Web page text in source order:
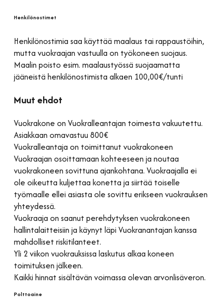
Henkilönostimet
Henkilönostimia saa käyttää maalaus tai rappaustöihin,
mutta vuokraajan vastuulla on työkoneen suojaus.
Maalin poisto esim. maalaustyössä suojaamatta
jääneistä henkilönostimista alkaen 100,00€/tunti
Muut ehdot
Vuokrakone on Vuokralleantajan toimesta vakuutettu.
Asiakkaan omavastuu 800€
Vuokralleantaja on toimittanut vuokrakoneen
Vuokraajan osoittamaan kohteeseen ja noutaa
vuokrakoneen sovittuna ajankohtana. Vuokraajalla ei
ole oikeutta kuljettaa konetta ja siirtää toiselle
työmaalle ellei asiasta ole sovittu erikseen vuokrauksen
yhteydessä.
Vuokraaja on saanut perehdytyksen vuokrakoneen
hallintalaitteisiin ja käynyt läpi Vuokranantajan kanssa
mahdolliset riskitilanteet.
Yli 2 viikon vuokrauksissa laskutus alkaa koneen
toimituksen jälkeen.
Kaikki hinnat sisältävän voimassa olevan arvonlisäveron.
Polttoaine